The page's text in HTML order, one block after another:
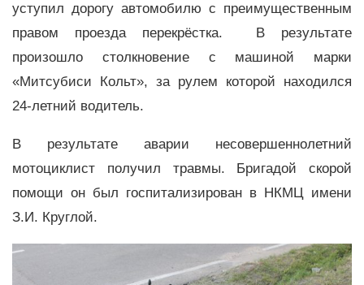
уступил дорогу автомобилю с преимущественным
правом проезда перекрёстка. В результате
произошло столкновение с машиной марки
«Митсубиси Кольт», за рулем которой находился
24-летний водитель.
В результате аварии несовершеннолетний
мотоциклист получил травмы. Бригадой скорой
помощи он был госпитализирован в НКМЦ имени
З.И. Круглой.